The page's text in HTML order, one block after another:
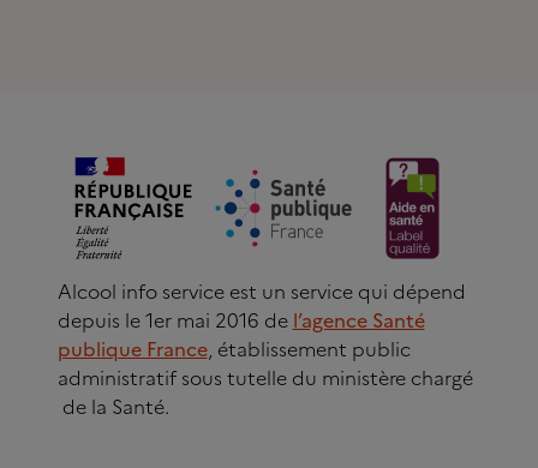
Alcool info service est un service qui dépend
depuis le 1er mai 2016 de l’agence Santé
publique France, établissement public
administratif sous tutelle du ministère chargé
de la Santé.